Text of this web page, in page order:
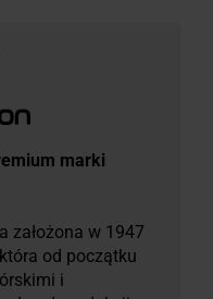
marki
założona w 1947
od początku
i